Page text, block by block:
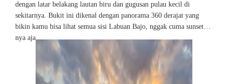
dengan latar belakang lautan biru dan gugusan pulau kecil di
sekitarnya. Bukit ini dikenal dengan panorama 360 derajat yang
bikin kamu bisa lihat semua sisi Labuan Bajo, nggak cuma sunset-
nya aja.